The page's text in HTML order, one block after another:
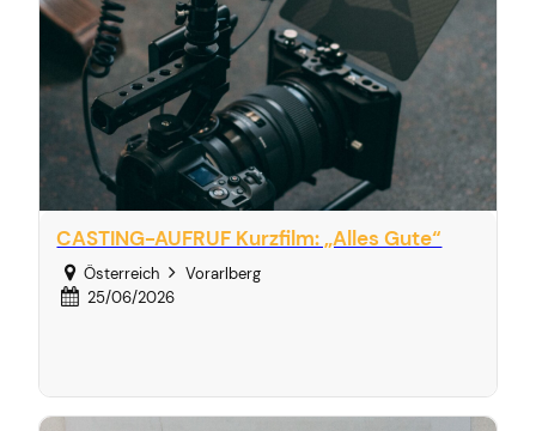
CASTING-AUFRUF Kurzfilm: „Alles Gute“
Österreich
Vorarlberg
25/06/2026